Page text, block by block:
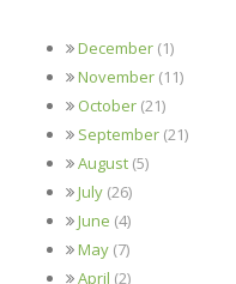
December (1)
November (11)
October (21)
September (21)
August (5)
July (26)
June (4)
May (7)
April (2)